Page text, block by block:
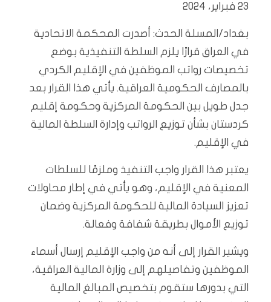
23 فبراير، 2024
بغداد/المسلة الحدث: أصدرت المحكمة الاتحادية
في العراق قرارًا يلزم السلطة التنفيذية بوضع
تخصيصات رواتب الموظفين في الإقليم الكردي
بالمصارف الحكومية العراقية. يأتي هذا القرار بعد
جدل طويل بين الحكومة المركزية وحكومة إقليم
كردستان بشأن توزيع الرواتب وإدارة السلطة المالية
في الإقليم.
يعتبر هذا القرار واجب التنفيذ وملزمًا للسلطات
المعنية في الإقليم، وهو يأتي في إطار محاولات
تعزيز السيادة المالية للحكومة المركزية وضمان
توزيع الأموال بطريقة شفافة وفعالة.
ويشير القرار إلى أنه من واجب الإقليم إرسال أسماء
الموظفين وتفاصيلهم إلى وزارة المالية العراقية،
التي بدورها ستقوم بتخصيص المبالغ المالية